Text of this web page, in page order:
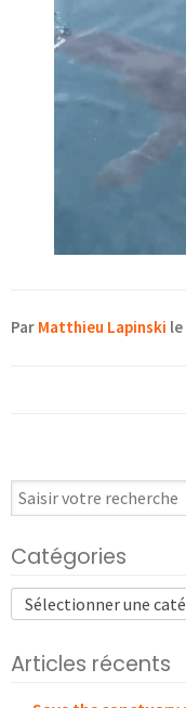
Par Matthieu Lapinski
Catégories
Articles récents